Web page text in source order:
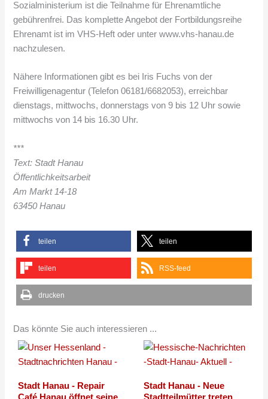
Sozialministerium ist die Teilnahme für Ehrenamtliche
gebührenfrei. Das komplette Angebot der Fortbildungsreihe
Ehrenamt ist im VHS-Heft oder unter www.vhs-hanau.de
nachzulesen.
Nähere Informationen gibt es bei Iris Fuchs von der
Freiwilligenagentur (Telefon 06181/6682053), erreichbar
dienstags, mittwochs, donnerstags von 9 bis 12 Uhr sowie
mittwochs von 14 bis 16.30 Uhr.
***
Text: Stadt Hanau
Öffentlichkeitsarbeit
Am Markt 14-18
63450 Hanau
teilen teilen
teilen RSS-feed
drucken
Das könnte Sie auch interessieren ...
Stadt Hanau - Repair
Stadt Hanau - Neue